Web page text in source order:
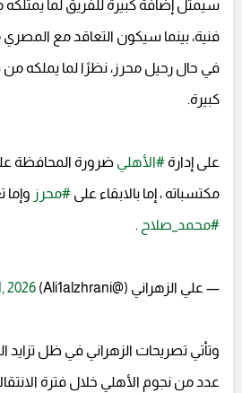
سيمثل إضافة كبيرة للفريق لما
فنية، بينما سيكون التعاقد مع المصري
في حال رحيل محرز، نظرًا لما يملكه
كبيرة.
على إدارة#الأهلي ضرورة المحافظة
مكتسباته ، إما بالابقاء على #محرز وإما
#محمد_صلاح .
— علي الزهراني (@Ali1alzhrani) 2026
وتأتي تصريحات الزهراني في ظل
عدد من نجوم الأهلي خلال فترة